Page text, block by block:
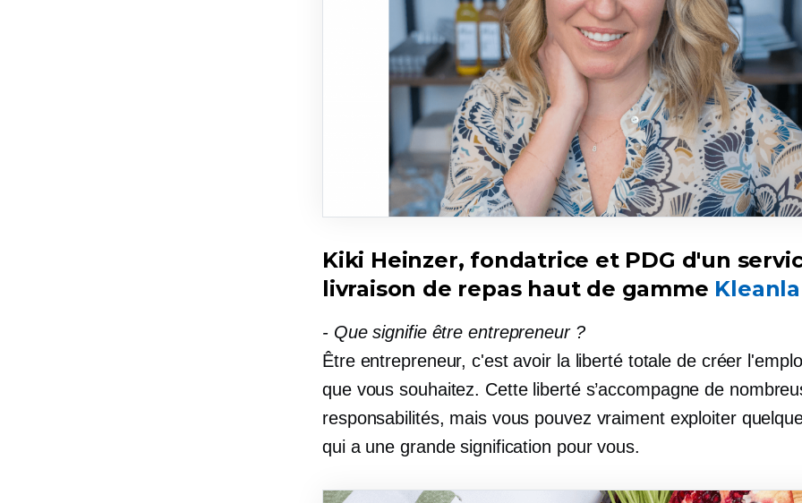
Kiki Heinzer, fondatrice et PDG d'un
livraison de repas haut de gamme Kleanla
-Que signifie être entrepreneur ?
Être entrepreneur, c'est avoir la liberté totale de créer
que vous souhaitez. Cette liberté s’accompagne de
responsabilités, mais vous pouvez vraiment exploiter
qui a une grande signification pour vous.